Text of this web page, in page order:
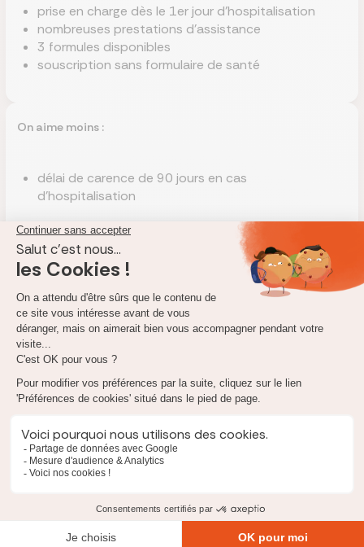
prise en charge dès le 1er jour d'hospitalisation
nombreuses prestations d'assistance
3 formules disponibles
souscription sans formulaire de santé
On aime moins :
délai de carence de 90 jours en cas
d'hospitalisation
Économisez sur votre mutuelle en quelques
clics
informer et de vous conseiller sur les offres d'assurance
proposées sur le marché. Ces fiches conseils ont pour objet
de vous présenter les produits de nos
comme ceux avec lesquels nous n'entretenons pas de
contrats d'assurance mais aussi des informations sur les